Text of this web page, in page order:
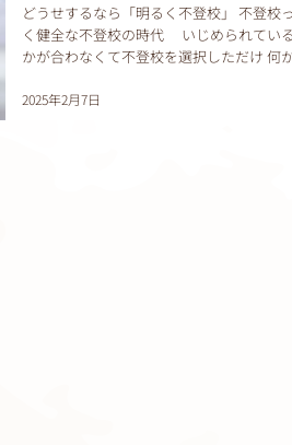
2025年2月7日
どうせするなら「明るく不登校」 不登校って暗くて、なんか悪いイメージがするけど 今は、明る
く健全な不登校の時代 いじめられているわけでもないし、友達もいる 勉強も普通 ただ学校の何
かが合わなくて不登校を選択しただけ 何